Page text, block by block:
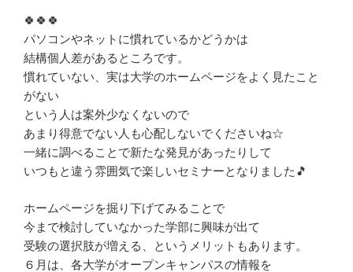
🍀🍀🍀
パソコンやネットに慣れているかどうかは
結構個人差があるところです。
慣れていない、実は大学のホームページをよく見たこと
がない
という人は案外少なくないので
あまり得意でない人も心配しないでくださいね☆
一緒に調べることで新たな発見があったりして
いつもと違う雰囲気で楽しいセミナーとなりました🎵
ホームページを掘り下げてみることで
今まで検討していなかった学部に興味が出て
受験の選択肢が増える、というメリットもあります。
６月は、各大学がオープンキャンパスの情報を